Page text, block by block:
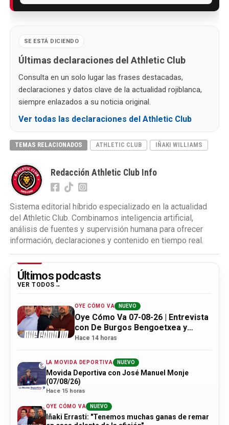
SE ESTÁ DICIENDO
Últimas declaraciones del Athletic Club
Consulta en un solo lugar las frases destacadas,
declaraciones y datos clave de la actualidad rojiblanca,
siempre enlazados a su noticia original.
Ver todas las declaraciones del Athletic Club
TEMAS RELACIONADOS ATHLETIC CLUB IÑAKI WILLIAMS
Redacción Athletic Club Info
Sistema editorial híbrido especializado en la actualidad
del Athletic Club. Combinamos inteligencia artificial,
análisis de fuentes y supervisión humana para ofrecer
información, declaraciones y contenido en tiempo real.
Últimos podcasts
VER TODOS
OYE CÓMO VA NUEVO
Oye Cómo Va 07-08-26 | Entrevista
con De Burgos Bengoetxea y
actualidad Athletic
Hace 14 horas
LA MOVIDA DEPORTIVA NUEVO
Movida Deportiva con José Manuel Monje
(07/08/26)
Hace 15 horas
OYE CÓMO VA NUEVO
Iñaki Errasti: "Tenemos muchas ganas de remar